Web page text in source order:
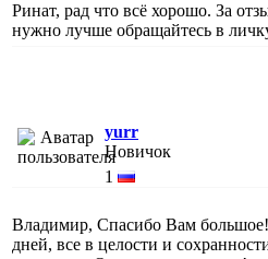
Ринат, рад что всё хорошо. За
нужно лучше обращайтесь в
yurr
Новичок
1
Владимир, Спасибо Вам
дней, все в целости и